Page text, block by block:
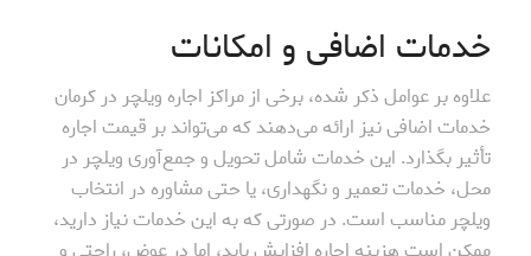
خدمات اضافی و امکانات
علاوه بر عوامل ذکر شده، برخی از مراکز اجاره ویلچر در کرمان
خدمات اضافی نیز ارائه می‌دهند که می‌تواند بر قیمت اجاره
تأثیر بگذارد. این خدمات شامل تحویل و جمع‌آوری ویلچر در
محل، خدمات تعمیر و نگهداری، یا حتی مشاوره در انتخاب
ویلچر مناسب است. در صورتی که به این خدمات نیاز دارید،